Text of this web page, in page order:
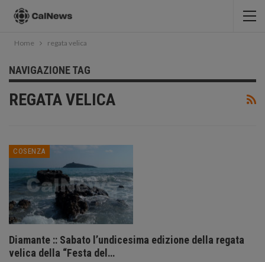
Home regata velica
NAVIGAZIONE TAG
REGATA VELICA
COSENZA
Diamante :: Sabato l’undicesima edizione della regata
velica della “Festa del…